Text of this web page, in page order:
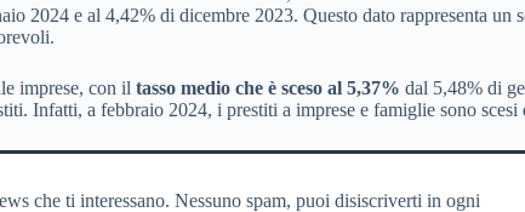
2024 e al 4,42% di dicembre 2023. Questo dato rappresenta
imprese, con il tasso medio che è sceso al 5,37% dal 5,48% di
Infatti, a febbraio 2024, i prestiti a imprese e famiglie sono
che ti interessano. Nessuno spam, puoi disiscriverti in ogni